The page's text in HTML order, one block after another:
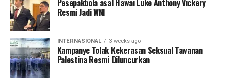
Resmi Jadi WNI
INTERNASIONAL 3 weeks ago
Kampanye Tolak Kekerasan Seksual Tawanan
Palestina Resmi Diluncurkan